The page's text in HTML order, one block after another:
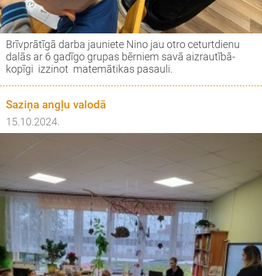
Brīvprātīgā darba jauniete Nino jau otro ceturtdienu
dalās ar 6 gadīgo grupas bērniem savā aizrautībā-
kopīgi izzinot matemātikas pasauli.
Saziņa angļu valodā
15.10.2024.